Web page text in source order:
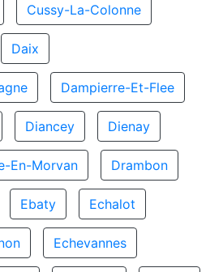
Cussy-La-Colonne
Daix
Dampierre-Et-Flee
Diancey Dienay
En-Morvan Drambon
Ebaty Echalot
Echevannes